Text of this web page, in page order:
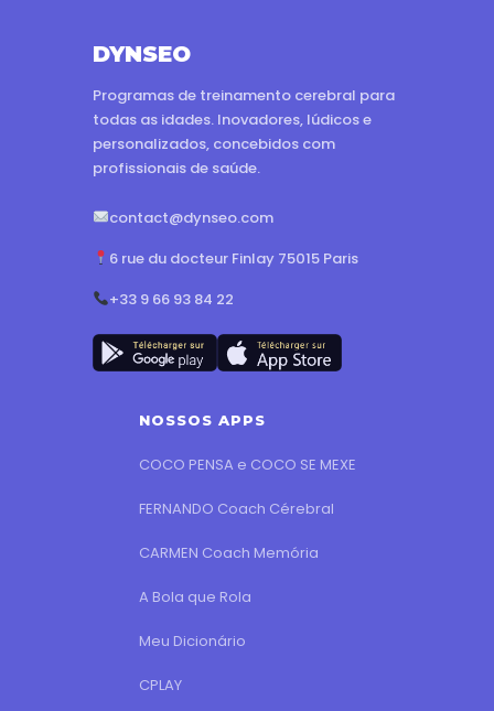
DYNSEO
Programas de treinamento cerebral para
todas as idades. Inovadores, lúdicos e
personalizados, concebidos com
profissionais de saúde.
contact@dynseo.com
6 rue du docteur Finlay 75015 Paris
+33 9 66 93 84 22
NOSSOS APPS
COCO PENSA e COCO SE MEXE
FERNANDO Coach Cérebral
CARMEN Coach Memória
A Bola que Rola
Meu Dicionário
CPLAY